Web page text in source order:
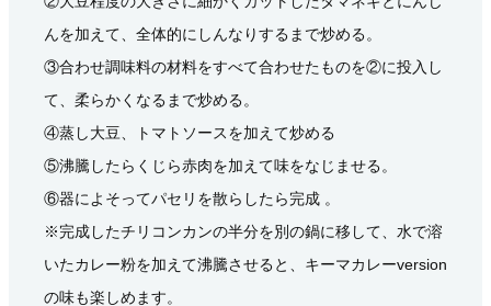
んを加えて、全体的にしんなりするまで炒める。
③合わせ調味料の材料をすべて合わせたものを②に投入し
て、柔らかくなるまで炒める。
④蒸し大豆、トマトソースを加えて炒める
⑤沸騰したらくじら赤肉を加えて味をなじませる。
⑥器によそってパセリを散らしたら完成 。
※完成したチリコンカンの半分を別の鍋に移して、水で溶
いたカレー粉を加えて沸騰させると、キーマカレーversion
の味も楽しめます。